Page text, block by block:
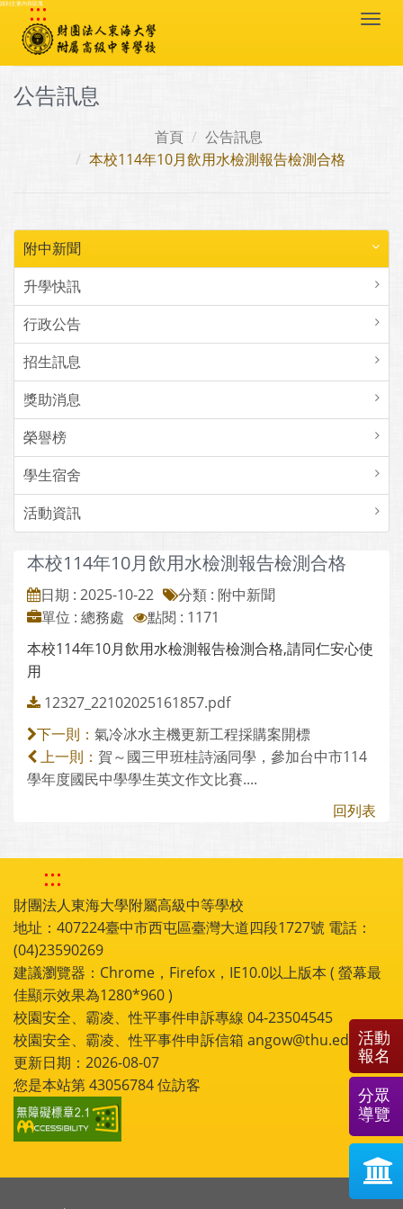
跳到主要內容區塊
:::
公告訊息
首頁
公告訊息
本校114年10月飲用水檢測報告檢測合格
附中新聞
升學快訊
行政公告
招生訊息
獎助消息
榮譽榜
學生宿舍
活動資訊
本校114年10月飲用水檢測報告檢測合格
日期 : 2025-10-22
分類 : 附中新聞
單位 : 總務處
點閱 : 1171
本校114年10月飲用水檢測報告檢測合格,請同仁安心使
用
12327_22102025161857.pdf
下一則： 氣冷冰水主機更新工程採購案開標
上一則： 賀～國三甲班桂詩涵同學，參加台中市114
學年度國民中學學生英文作文比賽....
回列表
:::
財團法人東海大學附屬高級中等學校
地址：407224臺中市西屯區臺灣大道四段1727號 電話：
(04)23590269
建議瀏覽器：Chrome，Firefox，IE10.0以上版本 ( 螢幕最
佳顯示效果為1280*960 )
校園安全、霸凌、性平事件申訴專線 04-23504545
校園安全、霸凌、性平事件申訴信箱 angow@thu.edu.tw
更新日期：2026-08-07
您是本站第43056784位訪客
活動
報名
分眾
導覽